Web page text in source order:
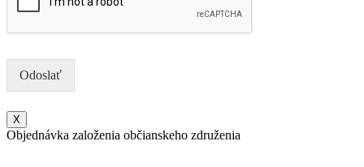
Odoslať
X
Objednávka založenia občianskeho združenia